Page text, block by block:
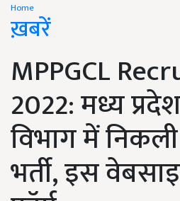
Home
ख़बरें
MPPGCL
2022: मध्य
विभाग में
भर्ती, इस